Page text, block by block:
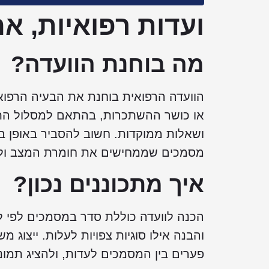
ועדות רפואיות,
מה בוחנת הוועדה?
הוועדה הרפואית בוחנת את הבעיה
או כושר ההשתכרות, בהתאם למסלול
ושאלות ממוקדות. חשוב להסביר באופן
מסמכים שממחישים את חומרת המצב
איך מתכוננים נכון?
הכנה לוועדה כוללת סדר במסמכים
פערים בין המסמכים לעדות, ולהציג